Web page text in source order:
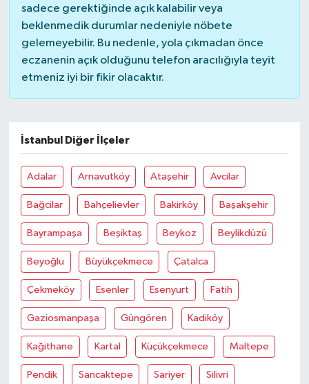
sadece gerektiğinde açık kalabilir veya
beklenmedik durumlar nedeniyle nöbete
gelemeyebilir. Bu nedenle, yola çıkmadan önce
eczanenin açık olduğunu telefon aracılığıyla teyit
etmeniz iyi bir fikir olacaktır.
İstanbul Diğer İlçeler
Adalar Arnavutköy Ataşehir Avcilar
Bağcilar Bahçelievler Bakirköy Başakşehir
Bayrampaşa Beşiktaş Beykoz Beylikdüzü
Beyoğlu Büyükçekmece Çatalca
Çekmeköy Esenler Esenyurt Fatih
Gaziosmanpaşa Güngören Kadiköy
Kağithane Kartal Küçükçekmece Maltepe
Pendik Sancaktepe Sariyer Silivri